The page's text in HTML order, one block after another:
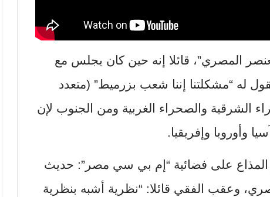
المصري”، قائلا إنه حين كان يجلس مع
له “مشكلتنا إننا شعب بزرميط” (متعدد
الشرقية والصحراء الغربية ومن الجنوب لإن
وأوروبا وإفريقيا.
على فضائية “إم بي سي مصر”: حديث
وعقب الفقي قائلا: “نظرية أشبه بنظرية